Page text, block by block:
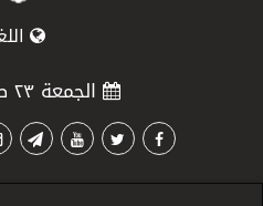
الجمعة ٢٣ صفر ١٤٤٨ هـ